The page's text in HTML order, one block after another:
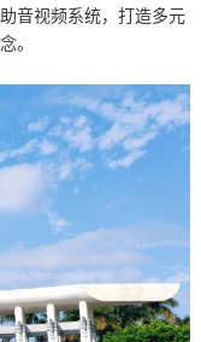
音视频系统，打造多元
。